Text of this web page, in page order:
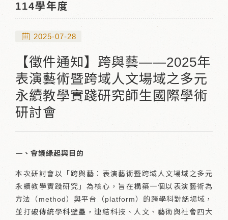
114學年度
2025-07-28
【徵件通知】跨與藝——2025年
表演藝術暨跨域人文場域之多元
永續教學實踐研究師生國際學術
研討會
一、會議緣起與目的
本次研討會以「跨與藝：表演藝術暨跨域人文場域之多元
永續教學實踐研究」為核心，旨在構築一個以表演藝術為
方法（method）與平台（platform）的跨學科對話場域，
並打破傳統學科壁壘，連結科技、人文、藝術與社會四大